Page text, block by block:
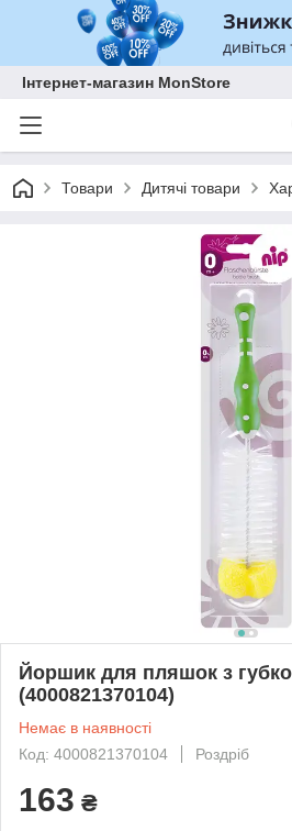
Інтернет-магазин MonStore
Товари Дитячі товари
Йоршик для пляшок з
(4000821370104)
Немає в наявності
Код: 4000821370104
Роздріб
163 ₴